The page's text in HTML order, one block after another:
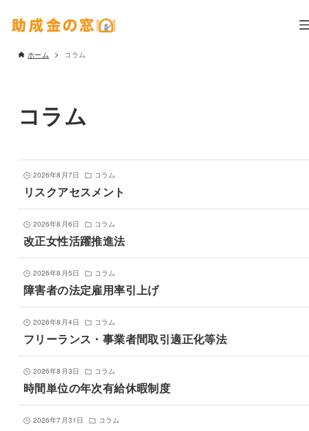
ホーム コラム
コラム
2026年8月7日 コラム
リスクアセスメント
2026年8月6日 コラム
改正女性活躍推進法
2026年8月5日 コラム
障害者の法定雇用率引上げ
2026年8月4日 コラム
フリーランス・事業者間取引適正化等法
2026年8月3日 コラム
時間単位の年次有給休暇制度
2026年7月31日 コラム